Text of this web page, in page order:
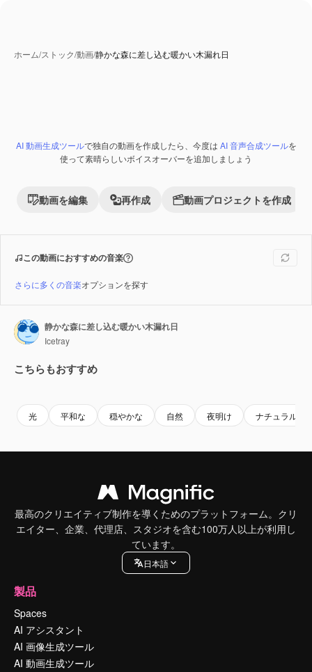
ホーム/ストック/動画/静かな森に差し込む暖かい木漏れ日
Premium
AI 動画生成ツールで独自の動画を作成したら、今度は AI 音声合成ツールを
使って素晴らしいボイスオーバーを追加しましょう
動画を編集 再作成 動画プロジェクトを作成
この動画におすすめの音楽
さらに多くの音楽オプションを探す
静かな森に差し込む暖かい木漏れ日
Icetray
こちらもおすすめ
光 平和な 穏やかな 自然 夜明け ナチュラル
最高のクリエイティブ制作を導くためのプラットフォーム。クリ
エイター、企業、代理店、スタジオを含む100万人以上が利用し
ています。
日本語
製品
Spaces
AI アシスタント
AI 画像生成ツール
AI 動画生成ツール